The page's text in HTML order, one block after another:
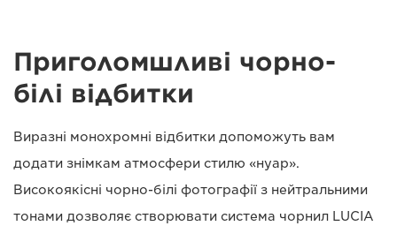
Приголомшливі чорно-
білі відбитки
Виразні монохромні відбитки допоможуть вам
додати знімкам атмосфери стилю «нуар».
Високоякісні чорно-білі фотографії з нейтральними
тонами дозволяє створювати система чорнил LUCIA